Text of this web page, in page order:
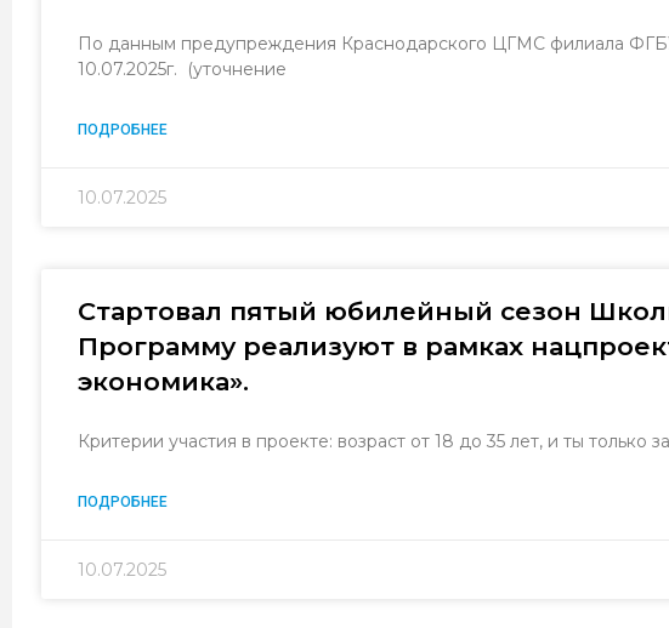
По данным предупреждения Краснодарского ЦГМС филиала
10.07.2025г. (уточнение
ПОДРОБНЕЕ
10.07.2025
Стартовал пятый юбилейный сезон
Программу реализуют в рамках
экономика».
Критерии участия в проекте: возраст от 18 до 35 лет, и ты только
ПОДРОБНЕЕ
10.07.2025